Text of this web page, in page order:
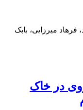
فرهاد میرزایی، بابک
در خاک